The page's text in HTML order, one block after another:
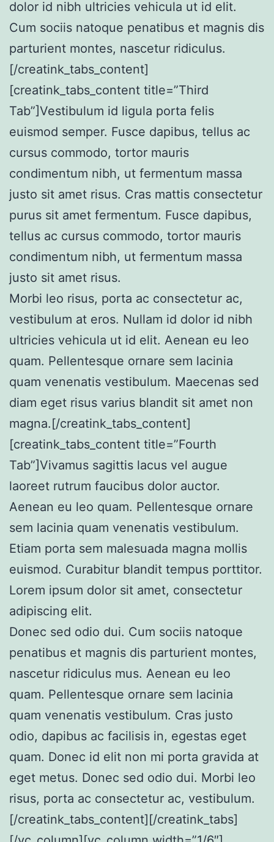
dolor id nibh ultricies vehicula ut id elit.
Cum sociis natoque penatibus et magnis dis
parturient montes, nascetur ridiculus.
[/creatink_tabs_content]
[creatink_tabs_content title=”Third
Tab”]Vestibulum id ligula porta felis
euismod semper. Fusce dapibus, tellus ac
cursus commodo, tortor mauris
condimentum nibh, ut fermentum massa
justo sit amet risus. Cras mattis consectetur
purus sit amet fermentum. Fusce dapibus,
tellus ac cursus commodo, tortor mauris
condimentum nibh, ut fermentum massa
justo sit amet risus.
Morbi leo risus, porta ac consectetur ac,
vestibulum at eros. Nullam id dolor id nibh
ultricies vehicula ut id elit. Aenean eu leo
quam. Pellentesque ornare sem lacinia
quam venenatis vestibulum. Maecenas sed
diam eget risus varius blandit sit amet non
magna.[/creatink_tabs_content]
[creatink_tabs_content title=”Fourth
Tab”]Vivamus sagittis lacus vel augue
laoreet rutrum faucibus dolor auctor.
Aenean eu leo quam. Pellentesque ornare
sem lacinia quam venenatis vestibulum.
Etiam porta sem malesuada magna mollis
euismod. Curabitur blandit tempus porttitor.
Lorem ipsum dolor sit amet, consectetur
adipiscing elit.
Donec sed odio dui. Cum sociis natoque
penatibus et magnis dis parturient montes,
nascetur ridiculus mus. Aenean eu leo
quam. Pellentesque ornare sem lacinia
quam venenatis vestibulum. Cras justo
odio, dapibus ac facilisis in, egestas eget
quam. Donec id elit non mi porta gravida at
eget metus. Donec sed odio dui. Morbi leo
risus, porta ac consectetur ac, vestibulum.
[/creatink_tabs_content][/creatink_tabs]